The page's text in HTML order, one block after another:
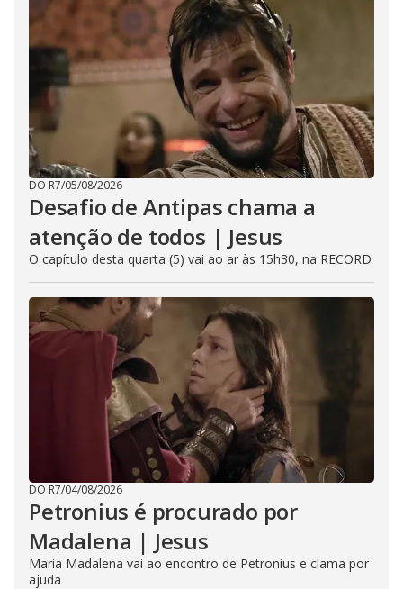
DO R7/05/08/2026
Desafio de Antipas chama a
atenção de todos | Jesus
O capítulo desta quarta (5) vai ao ar às 15h30, na RECORD
DO R7/04/08/2026
Petronius é procurado por
Madalena | Jesus
Maria Madalena vai ao encontro de Petronius e clama por
ajuda